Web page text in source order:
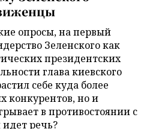
опросы, на первый
Зеленского как
президентских
глава киевского
себе куда более
конкурентов, но и
в противостоянии с
речь?